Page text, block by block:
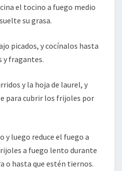
el tocino a fuego medio
su grasa.
picados, y cocínalos hasta
y fragantes.
y la hoja de laurel, y
para cubrir los frijoles por
y luego reduce el fuego a
a fuego lento durante
o hasta que estén tiernos.